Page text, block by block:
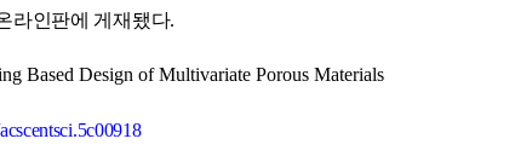
라인판에 게재됐다.
Based Design of Multivariate Porous Materials